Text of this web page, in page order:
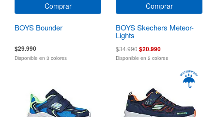
Comprar
BOYS Bounder
$29.990
Disponible en 3 colores
Comprar
BOYS Skechers Meteor-
Lights
$34.990$20.990
Disponible en 2 colores